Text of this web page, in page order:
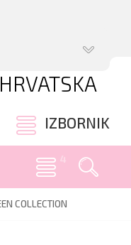
IZBORNIK
COLLECTION